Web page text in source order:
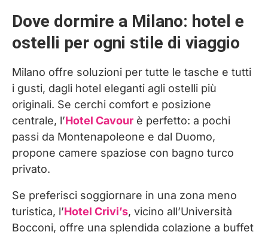
Dove dormire a Milano: hotel e
ostelli per ogni stile di viaggio
Milano offre soluzioni per tutte le tasche e tutti
i gusti, dagli hotel eleganti agli ostelli più
originali. Se cerchi comfort e posizione
centrale, l’Hotel Cavour è perfetto: a pochi
passi da Montenapoleone e dal Duomo,
propone camere spaziose con bagno turco
privato.
Se preferisci soggiornare in una zona meno
turistica, l’Hotel Crivi’s, vicino all’Università
Bocconi, offre una splendida colazione a buffet